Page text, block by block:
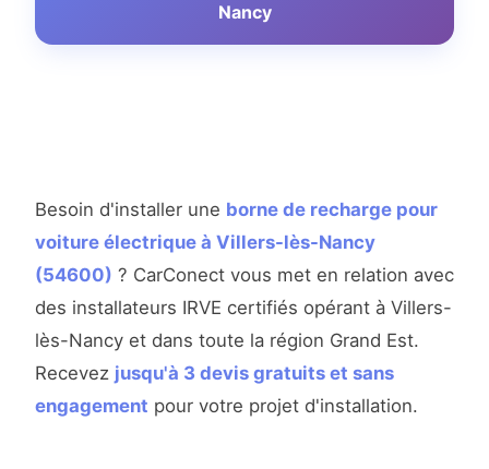
Nancy
Besoin d'installer une borne de recharge pour
voiture électrique à Villers-lès-Nancy
(54600) ? CarConect vous met en relation avec
des installateurs IRVE certifiés opérant à Villers-
lès-Nancy et dans toute la région Grand Est.
Recevez jusqu'à 3 devis gratuits et sans
engagement pour votre projet d'installation.